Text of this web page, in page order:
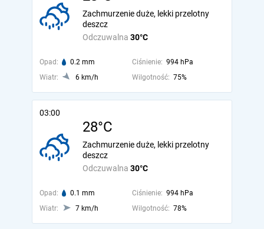
Odczuwalna 30°C
Zachmurzenie duże, lekki przelotny
deszcz
Opad: 0.2 mm Ciśnienie: 994 hPa
Wiatr:
6 km/h Wilgotność: 75%
03:00
28°C
Odczuwalna 30°C
Zachmurzenie duże, lekki przelotny
deszcz
Opad: 0.1 mm Ciśnienie: 994 hPa
Wiatr:
7 km/h Wilgotność: 78%